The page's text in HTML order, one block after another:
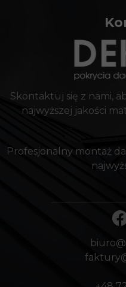
Skontaktuj się z nami,
najwyższej jakości
Profesjonalny montaż